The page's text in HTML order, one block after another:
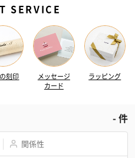
SERVICE
刻印
メッセージ
カード
ラッピング
-件
関係性